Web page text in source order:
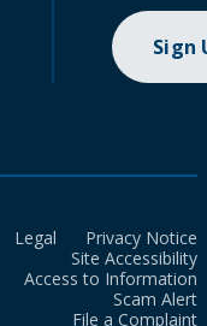
Sign
Legal
Privacy Notice
Site Accessibility
Access to Information
Scam Alert
File a Complaint